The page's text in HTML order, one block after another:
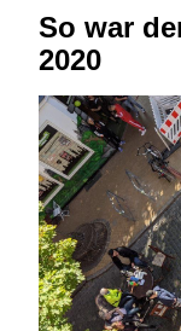
So war
2020